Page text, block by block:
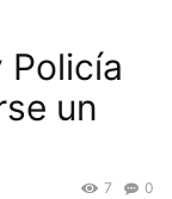
un
0
7